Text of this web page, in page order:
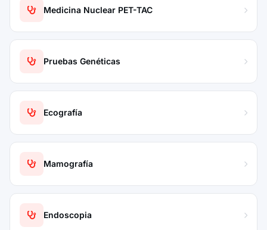
Medicina Nuclear PET-TAC
Pruebas Genéticas
Ecografía
Mamografía
Endoscopia